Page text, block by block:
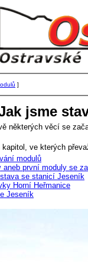
]
jsme
některých věcí se
ve kterých
modulů
aneb první moduly se
se stanicí Jeseník
Horní Heřmanice
Jeseník